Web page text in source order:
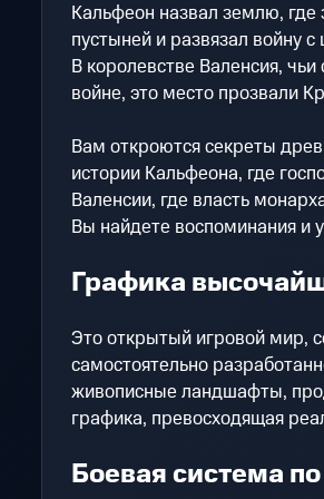
Кальфеон назвал землю,
пустыней и развязал войну
В королевстве Валенсия,
войне, это место прозвали
Вам откроются секреты
истории Кальфеона, где
Валенсии, где власть
Вы найдете воспоминания и
Графика
Это открытый игровой мир,
самостоятельно
живописные ландшафты,
графика, превосходящая
Боевая система